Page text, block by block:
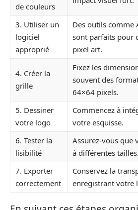
de couleurs
3. Utiliser un
logiciel
approprié
Des outils comme
sont parfaits pour
pixel art.
4. Créer la
grille
Fixez les
souvent des
64×64 pixels.
5. Dessiner
votre logo
Commencez à
votre esquisse.
6. Tester la
lisibilité
Assurez-vous que
à différentes tailles.
7. Exporter
correctement
Conservez la
enregistrant votre